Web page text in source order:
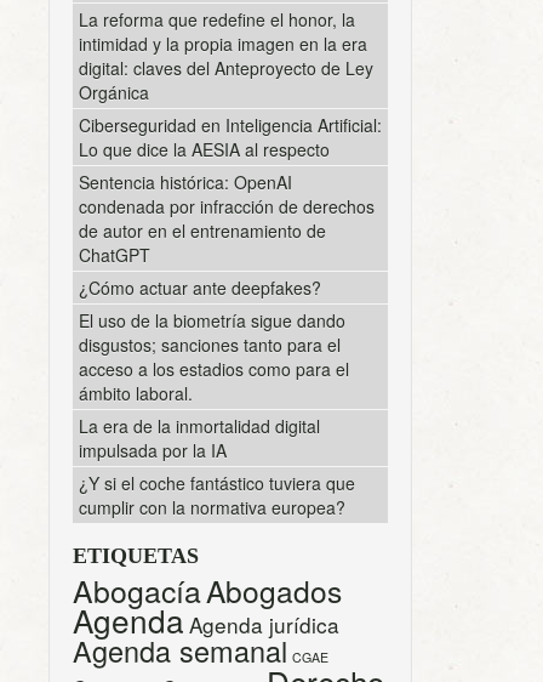
La reforma que redefine el honor, la
intimidad y la propia imagen en la era
digital: claves del Anteproyecto de Ley
Orgánica
Ciberseguridad en Inteligencia Artificial:
Lo que dice la AESIA al respecto
Sentencia histórica: OpenAI
condenada por infracción de derechos
de autor en el entrenamiento de
ChatGPT
¿Cómo actuar ante deepfakes?
El uso de la biometría sigue dando
disgustos; sanciones tanto para el
acceso a los estadios como para el
ámbito laboral.
La era de la inmortalidad digital
impulsada por la IA
¿Y si el coche fantástico tuviera que
cumplir con la normativa europea?
ETIQUETAS
AbogacíaAbogados
Agenda Agenda jurídica
Agenda semanal CGAE